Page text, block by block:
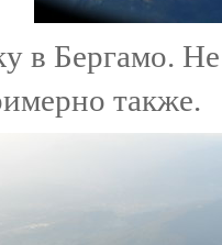
в Бергамо.
также.